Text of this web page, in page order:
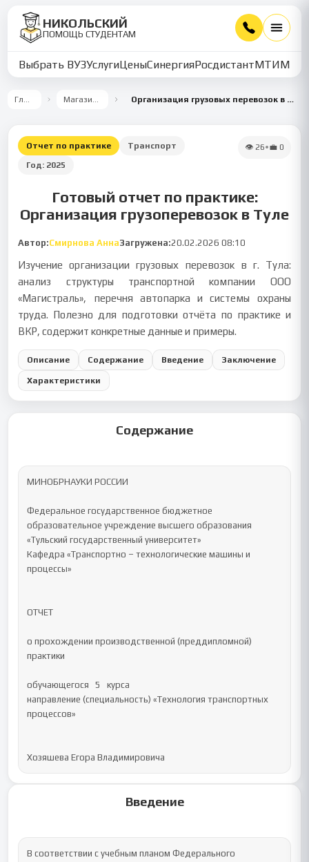
НИКОЛЬСКИЙ
ПОМОЩЬ СТУДЕНТАМ
Выбрать ВУЗУслугиЦеныСинергияРосдистантМТИММУ
Главная Магазин работ Организация грузовых перевозок в Тульской области
Отчет по практике
Транспорт
Год: 2025
👁 26•💼 0
Готовый отчет по практике:
Организация грузоперевозок в Туле
Автор:Смирнова АннаЗагружена:20.02.2026 08:10
Изучение организации грузовых перевозок в г. Тула:
анализ структуры транспортной компании ООО
«Магистраль», перечня автопарка и системы охраны
труда. Полезно для подготовки отчёта по практике и
ВКР, содержит конкретные данные и примеры.
Описание Содержание Введение Заключение
Характеристики
Содержание
МИНОБРНАУКИ РОССИИ
Федеральное государственное бюджетное
образовательное учреждение высшего образования
«Тульский государственный университет»
Кафедра «Транспортно – технологические машины и
процессы»
ОТЧЕТ
о прохождении производственной (преддипломной)
практики
обучающегося   5   курса
направление (специальность) «Технология транспортных
процессов»
Хозяшева Егора Владимировича
Введение
В соответствии с учебным планом Федерального